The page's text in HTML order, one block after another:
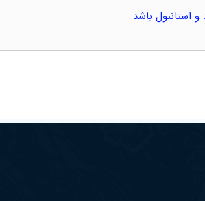
استانبول باشد